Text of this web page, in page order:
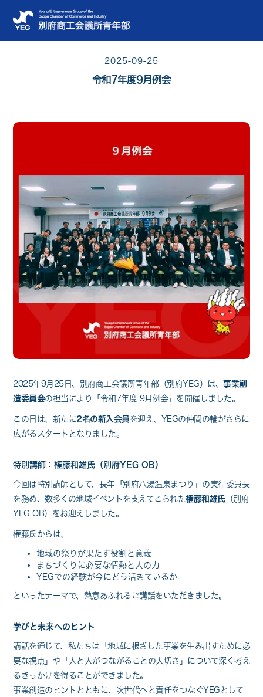
2025-09-25
令和7年度9月例会
2025年9月25日、別府商工会議所青年部（別府YEG）は、 事業創
造委員会の担当により「令和7年度 9月例会」を開催しました。
この日は、新たに2名の新入会員を迎え、YEGの仲間の輪がさらに
広がるスタートとなりました。
特別講師：権藤和雄氏（別府YEG OB）
今回は特別講師として、長年「別府八湯温泉まつり」の実行委員長
を務め、数多くの地域イベントを支えてこられた権藤和雄氏（別府
YEG OB）をお迎えしました。
権藤氏からは、
地域の祭りが果たす役割と意義
まちづくりに必要な情熱と人の力
YEGでの経験が今にどう活きているか
といったテーマで、熱意あふれるご講話をいただきました。
学びと未来へのヒント
講話を通じて、私たちは「地域に根ざした事業を生み出すために必
要な視点」や「人と人がつながることの大切さ」について深く考え
るきっかけを得ることができました。
事業創造のヒントとともに、次世代へと責任をつなぐYEGとして